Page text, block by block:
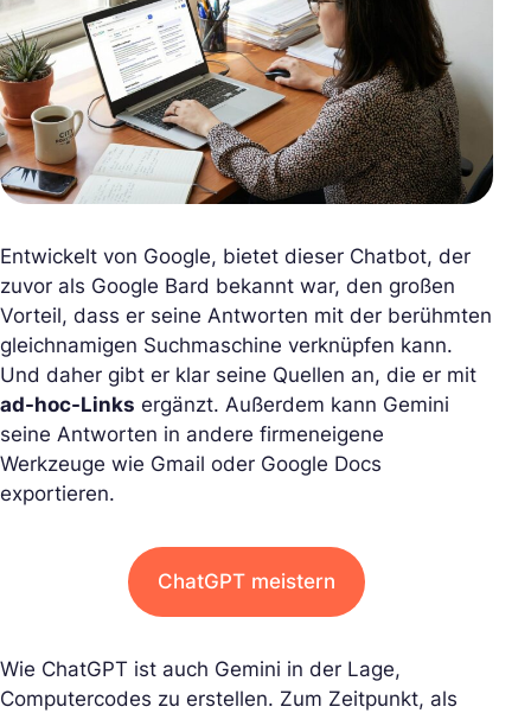
Entwickelt von Google, bietet dieser Chatbot, der
zuvor als Google Bard bekannt war, den großen
Vorteil, dass er seine Antworten mit der berühmten
gleichnamigen Suchmaschine verknüpfen kann.
Und daher gibt er klar seine Quellen an, die er mit
ad-hoc-Links ergänzt. Außerdem kann Gemini
seine Antworten in andere firmeneigene
Werkzeuge wie Gmail oder Google Docs
exportieren.
ChatGPT meistern
Wie ChatGPT ist auch Gemini in der Lage,
Computercodes zu erstellen. Zum Zeitpunkt, als